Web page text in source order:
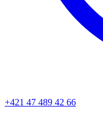
+421 47 489 42 66